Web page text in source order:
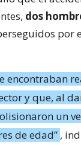
dos
por
encontraban
y que, al
un
de edad” ,